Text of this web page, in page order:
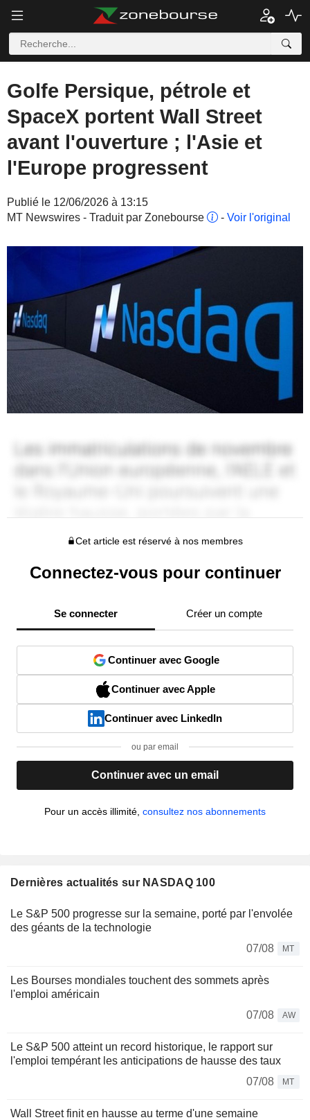
Golfe Persique, pétrole et
SpaceX portent Wall Street
avant l'ouverture ; l'Asie et
l'Europe progressent
Publié le 12/06/2026 à 13:15
MT Newswires - Traduit par Zonebourse
- Voir l'original
Cet article est réservé à nos membres
Connectez-vous pour continuer
Se connecter Créer un compte
Continuer avec Google
Continuer avec Apple
Continuer avec LinkedIn
ou par email
Continuer avec un email
Pour un accès illimité, consultez nos abonnements
Dernières actualités sur NASDAQ 100
Le S&P 500 progresse sur la semaine, porté par l'envolée
des géants de la technologie
07/08
MT
Les Bourses mondiales touchent des sommets après
l'emploi américain
07/08
AW
Le S&P 500 atteint un record historique, le rapport sur
l'emploi tempérant les anticipations de hausse des taux
07/08
MT
Wall Street finit en hausse au terme d'une semaine